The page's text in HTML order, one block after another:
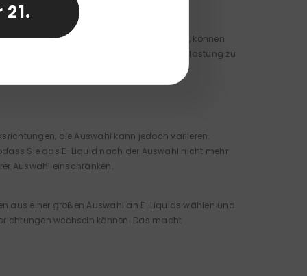
und einige Teile, wie Batterien und Tanks, können
zu entsorgen, um die Umweltbelastung zu
die Auswahl kann jedoch variieren.
Sie das E-Liquid nach der Auswahl nicht mehr
Auswahl einschränken.
aus einer großen Auswahl an E-Liquids wählen und
wechseln können. Das macht